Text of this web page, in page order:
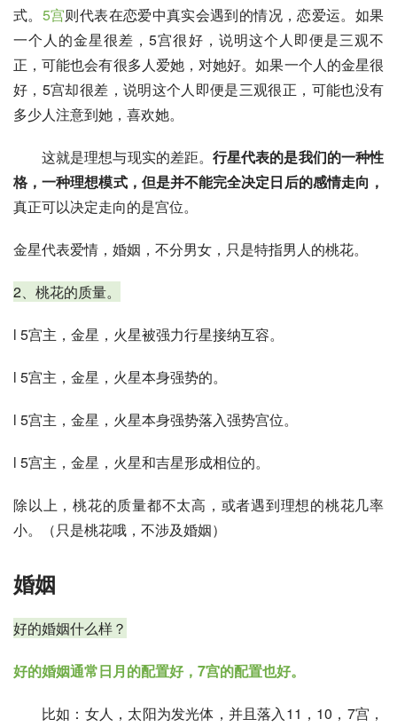
式。 5宫则代表在恋爱中真实会遇到的情况，恋爱运。如果
一个人的金星很差，5宫很好，说明这个人即便是三观不
正，可能也会有很多人爱她，对她好。如果一个人的金星很
好，5宫却很差，说明这个人即便是三观很正，可能也没有
多少人注意到她，喜欢她。
这就是理想与现实的差距。行星代表的是我们的一种性
格，一种理想模式，但是并不能完全决定日后的感情走向，
真正可以决定走向的是宫位。
金星代表爱情，婚姻，不分男女，只是特指男人的桃花。
2、桃花的质量。
l 5宫主，金星，火星被强力行星接纳互容。
l 5宫主，金星，火星本身强势的。
l 5宫主，金星，火星本身强势落入强势宫位。
l 5宫主，金星，火星和吉星形成相位的。
除以上，桃花的质量都不太高，或者遇到理想的桃花几率
小。（只是桃花哦，不涉及婚姻）
婚姻
好的婚姻什么样？
好的婚姻通常日月的配置好，7宫的配置也好。
比如：女人，太阳为发光体，并且落入11，10，7宫，